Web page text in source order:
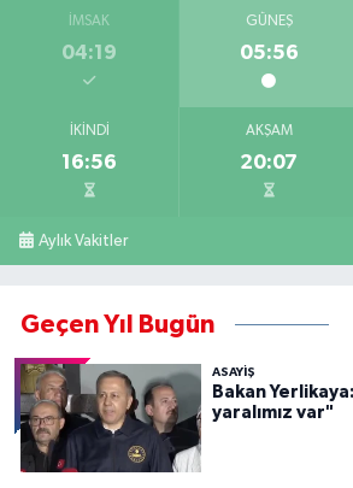
İMSAK
04:19
GÜNEŞ
05:56
İKINDI
16:56
AKŞAM
20:07
Aylık Vakitler
Geçen Yıl Bugün
ASAYİŞ
Bakan
yaralımız var"